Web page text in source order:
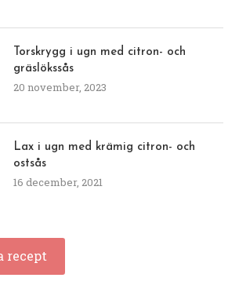
Torskrygg i ugn med citron- och
gräslökssås
20 november, 2023
Lax i ugn med krämig citron- och
ostsås
16 december, 2021
recept